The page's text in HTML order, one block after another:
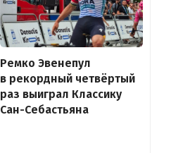
Ремко Эвенепул
в рекордный четвёртый
раз выиграл Классику
Сан-Себастьяна